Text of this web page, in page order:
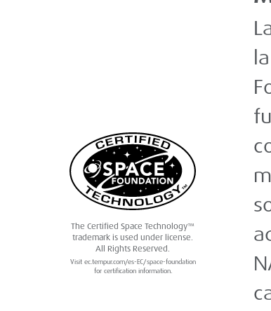
The Certified Space Technology™
trademark is used under license.